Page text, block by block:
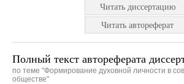
Читать диссертацию
Читать автореферат
Полный текст автореферата
по теме "Формирование духовной личности в
обществе"